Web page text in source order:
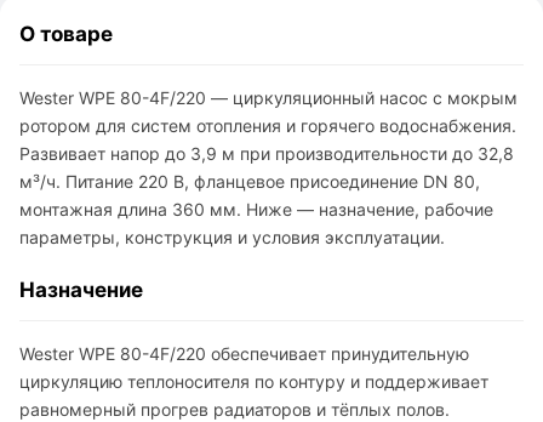
О товаре
Wester WPE 80-4F/220 — циркуляционный насос с мокрым
ротором для систем отопления и горячего водоснабжения.
Развивает напор до 3,9 м при производительности до 32,8
м³/ч. Питание 220 В, фланцевое присоединение DN 80,
монтажная длина 360 мм. Ниже — назначение, рабочие
параметры, конструкция и условия эксплуатации.
Назначение
Wester WPE 80-4F/220 обеспечивает принудительную
циркуляцию теплоносителя по контуру и поддерживает
равномерный прогрев радиаторов и тёплых полов.